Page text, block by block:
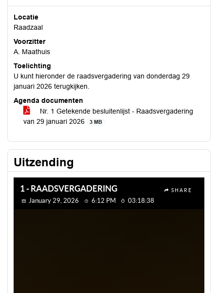
Locatie
Raadzaal
Voorzitter
A. Maathuis
Toelichting
U kunt hieronder de raadsvergadering van donderdag 29
januari 2026 terugkijken.
Agenda documenten
Nr. 1 Getekende besluitenlijst - Raadsvergadering
van 29 januari 2026
3 MB
Uitzending